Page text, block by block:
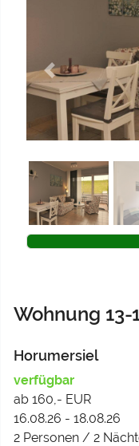
Previous
Wohnung 13-
Horumersiel
verfügbar
ab 160,- EUR
16.08.26 - 18.08.26
2 Personen / 2